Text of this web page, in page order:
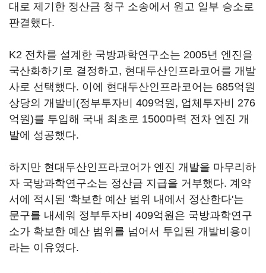
대로 제기한 정산금 청구 소송에서 원고 일부 승소로
판결했다.
K2 전차를 설계한 국방과학연구소는 2005년 엔진을
국산화하기로 결정하고, 현대두산인프라코어를 개발
사로 선택했다. 이에 현대두산인프라코어는 685억원
상당의 개발비(정부투자비 409억원, 업체투자비 276
억원)를 투입해 국내 최초로 1500마력 전차 엔진 개
발에 성공했다.
하지만 현대두산인프라코어가 엔진 개발을 마무리하
자 국방과학연구소는 정산금 지급을 거부했다. 계약
서에 적시된 '확보한 예산 범위 내에서 정산한다'는
문구를 내세워 정부투자비 409억원은 국방과학연구
소가 확보한 예산 범위를 넘어서 투입된 개발비용이
라는 이유였다.